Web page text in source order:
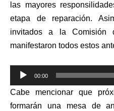
las mayores
etapa de reparación.
invitados a la Comisión
manifestaron todos estos
Reproductor
de
audio
00:00
Cabe mencionar que
formarán una mesa de